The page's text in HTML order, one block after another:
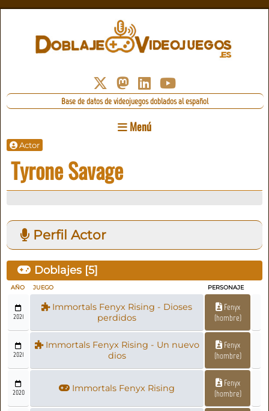
Base de datos de videojuegos doblados al español
Menú
Actor
Tyrone Savage
Perfil Actor
Doblajes [5]
AÑO JUEGO PERSONAJE
2021
Immortals Fenyx Rising - Dioses
perdidos
Fenyx
(hombre)
2021
Immortals Fenyx Rising - Un nuevo
dios
Fenyx
(hombre)
2020 Immortals Fenyx Rising
Fenyx
(hombre)